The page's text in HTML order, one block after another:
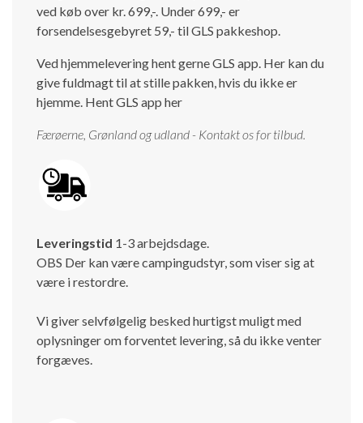
ved køb over kr. 699,-. Under 699,- er
forsendelsesgebyret 59,- til GLS pakkeshop.
Ved hjemmelevering hent gerne GLS app. Her kan du
give fuldmagt til at stille pakken, hvis du ikke er
hjemme. Hent GLS app her
Færøerne, Grønland og udland - Kontakt os for tilbud.
Leveringstid 1-3 arbejdsdage.
OBS Der kan være campingudstyr, som viser sig at
være i restordre.
Vi giver selvfølgelig besked hurtigst muligt med
oplysninger om forventet levering, så du ikke venter
forgæves.